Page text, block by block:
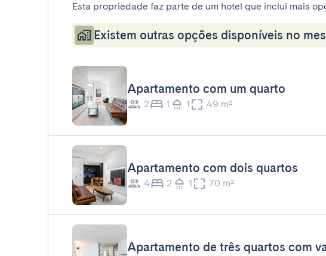
Esta propriedade faz parte de um hotel que inclui mais
Existem outras opções disponíveis no
Apartamento com um quarto
2 1 1 49 m²
Apartamento com dois quartos
4 2 1 70 m²
Apartamento de três quartos com